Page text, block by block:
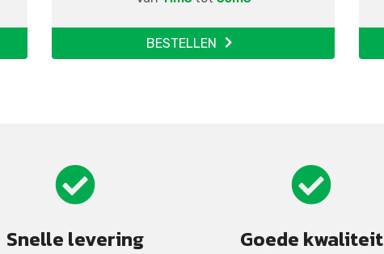
BESTELLEN
Snelle levering Goede kwaliteit